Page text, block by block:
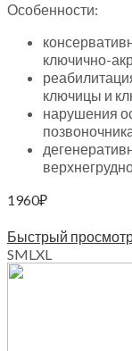
Особенности:
ключично-
ключицы и
нарушения
1960₽
Быстрый
SMLXL